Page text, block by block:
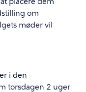
om
møder vil
i den
torsdagen 2 uger